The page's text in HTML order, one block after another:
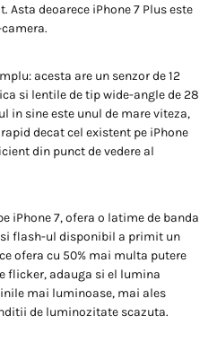
deoarece iPhone 7 Plus este
acesta are un senzor de 12
si lentile de tip wide-angle de 28
in sine este unul de mare viteza,
decat cel existent pe iPhone
din punct de vedere al
iPhone 7, ofera o latime de banda
flash-ul disponibil a primit un
ofera cu 50% mai multa putere
flicker, adauga si el lumina
mai luminoase, mai ales
de luminozitate scazuta.